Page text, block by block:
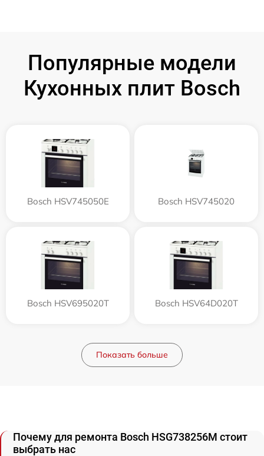
Популярные модели
Кухонных плит Bosch
Bosch HSV745050E Bosch HSV745020
Bosch HSV695020T Bosch HSV64D020T
Показать больше
Почему для ремонта Bosch HSG738256M стоит
выбрать нас